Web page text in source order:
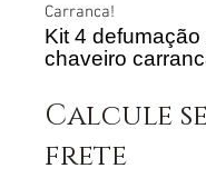
Carranca!
Kit 4 defumação
chaveiro
Calcule
frete